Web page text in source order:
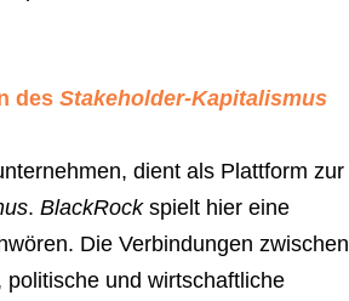
des Stakeholder-Kapitalismus
dient als Plattform zur
. BlackRockspielt hier eine
Die Verbindungen zwischen
und wirtschaftliche